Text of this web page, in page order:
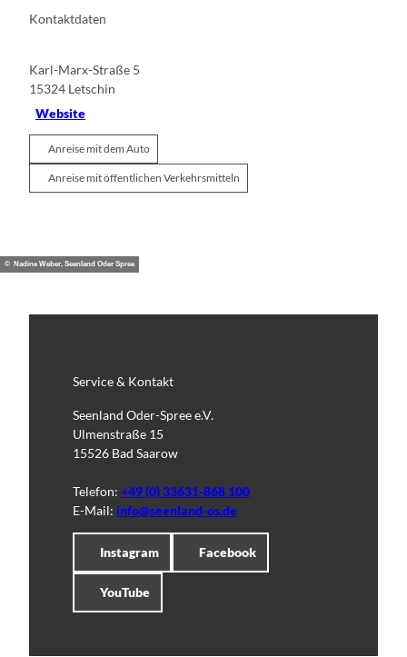
Kontaktdaten
Karl-Marx-Straße 5
15324 Letschin
Website
Anreise mit dem Auto
Anreise mit öffentlichen Verkehrsmitteln
© Nadine Weber, Seenland Oder Spree
Service & Kontakt
Seenland Oder-Spree e.V.
Ulmenstraße 15
15526 Bad Saarow
Telefon: +49 (0) 33631-868 100
E-Mail: info@seenland-os.de
Instagram Facebook
YouTube